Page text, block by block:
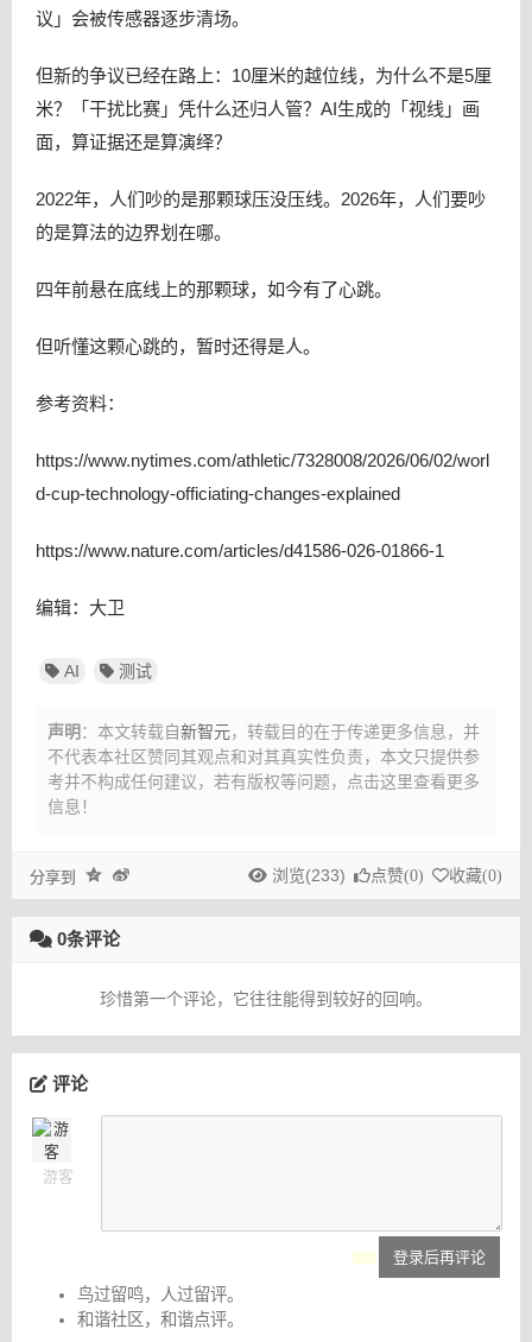
议」会被传感器逐步清场。
但新的争议已经在路上：10厘米的越位线，为什么不是5厘
米？「干扰比赛」凭什么还归人管？AI生成的「视线」画
面，算证据还是算演绎？
2022年，人们吵的是那颗球压没压线。2026年，人们要吵
的是算法的边界划在哪。
四年前悬在底线上的那颗球，如今有了心跳。
但听懂这颗心跳的，暂时还得是人。
参考资料：
https://www.nytimes.com/athletic/7328008/2026/06/02/worl
d-cup-technology-officiating-changes-explained
https://www.nature.com/articles/d41586-026-01866-1
编辑：大卫
AI 测试
声明 ：本文转载自新智元，转载目的在于传递更多信息，并
不代表本社区赞同其观点和对其真实性负责，本文只提供参
考并不构成任何建议， 若有版权等问题，点击这里查看更多
信息！
分享到 浏览(233) 点赞(0) 收藏(0)
0条评论
珍惜第一个评论，它往往能得到较好的回响。
评论
游客
登录后再评论
鸟过留鸣，人过留评。
和谐社区，和谐点评。